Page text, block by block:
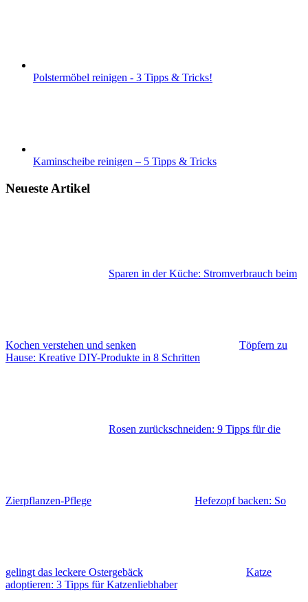
Polstermöbel reinigen - 3 Tipps & Tricks!
Kaminscheibe reinigen – 5 Tipps & Tricks
Neueste Artikel
Sparen in der Küche: Stromverbrauch beim
Kochen verstehen und senken
Töpfern zu
Hause: Kreative DIY-Produkte in 8 Schritten
Rosen zurückschneiden: 9 Tipps für die
Zierpflanzen-Pflege Hefezopf backen: So
gelingt das leckere Ostergebäck
Katze
adoptieren: 3 Tipps für Katzenliebhaber